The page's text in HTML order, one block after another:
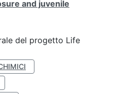
and juvenile
del progetto Life